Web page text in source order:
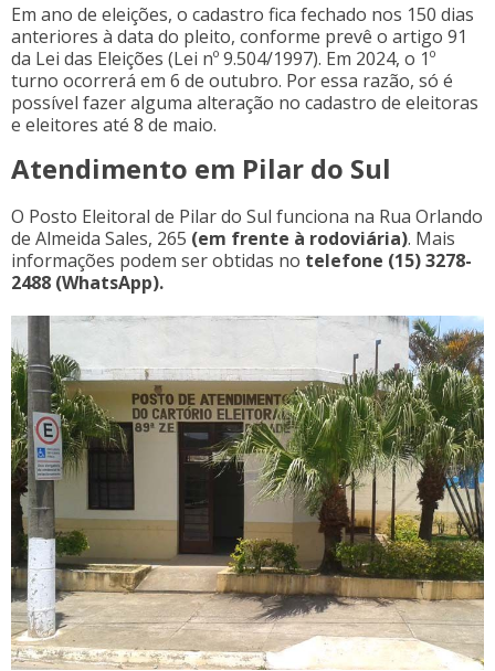
Em ano de eleições, o cadastro fica fechado nos 150 dias
anteriores à data do pleito, conforme prevê o artigo 91
da Lei das Eleições (Lei nº 9.504/1997). Em 2024, o 1º
turno ocorrerá em 6 de outubro. Por essa razão, só é
possível fazer alguma alteração no cadastro de eleitoras
e eleitores até 8 de maio.
Atendimento em Pilar do Sul
O Posto Eleitoral de Pilar do Sul funciona na Rua Orlando
de Almeida Sales, 265 (em frente à rodoviária). Mais
informações podem ser obtidas no telefone (15) 3278-
2488 (WhatsApp).